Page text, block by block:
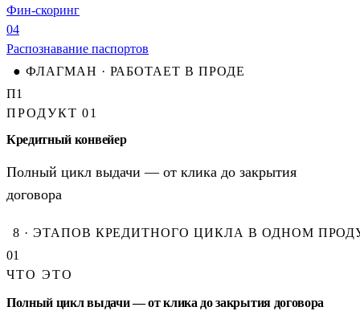
Фин-скоринг
04
Распознавание паспортов
● ФЛАГМАН · РАБОТАЕТ В ПРОДЕ
П1
ПРОДУКТ 01
Кредитный конвейер
Полный цикл выдачи — от клика до закрытия
договора
8 · ЭТАПОВ КРЕДИТНОГО ЦИКЛА В ОДНОМ
01
ЧТО ЭТО
Полный цикл выдачи — от клика до закрытия договора